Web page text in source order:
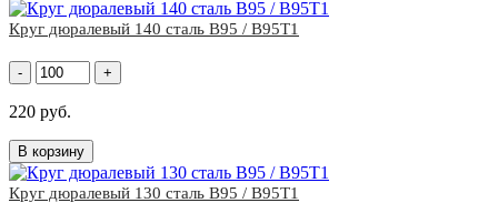
Круг дюралевый 140 сталь В95 / В95Т1
- +
220 руб.
В корзину
Круг дюралевый 130 сталь В95 / В95Т1